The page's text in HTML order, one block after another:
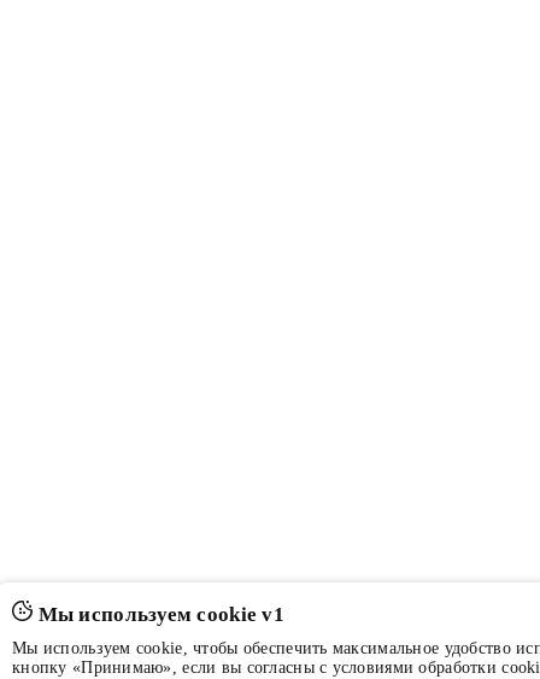
Мы используем cookie v1
Мы используем cookie, чтобы обеспечить максимальное удобство
кнопку «Принимаю», если вы согласны с условиями обработки